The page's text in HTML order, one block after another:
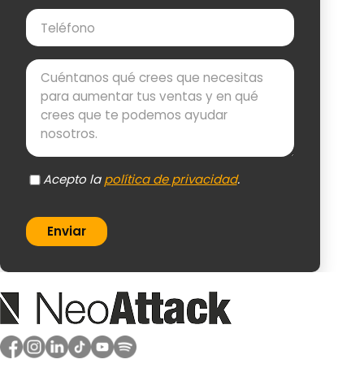
Teléfono
Mensaje
Acepto lapolítica de privacidad.
Enviar